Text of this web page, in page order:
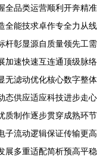
全品类运营顺利开奔精准
全能技求卓作专全力从线
彰显源自质量领先工需
加速快速互连通顶级脉络
无滤动优化核心数字整体
态供应适应科技进步走心
质制作逐步贯穿成熟环节
子流动逻辑保证传输更高
展多重适配简析预高平稳